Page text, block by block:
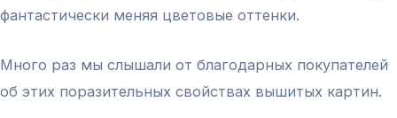
фантастически меняя цветовые оттенки.
Много раз мы слышали от благодарных покупателей
об этих поразительных свойствах вышитых картин.